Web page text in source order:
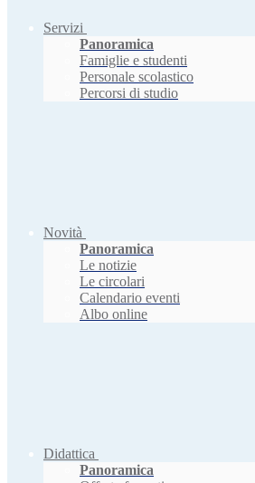
Servizi
Panoramica
Famiglie e studenti
Personale scolastico
Percorsi di studio
Novità
Panoramica
Le notizie
Le circolari
Calendario eventi
Albo online
Didattica
Panoramica